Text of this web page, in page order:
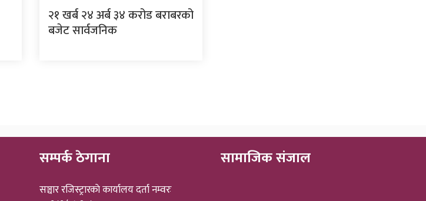
२१ खर्ब २४ अर्ब ३४ करोड बराबरको
बजेट सार्वजनिक
सम्पर्क ठेगाना
सञ्चार रजिस्ट्रारकाे कार्यालय दर्ता नम्वरः
सामाजिक संजाल